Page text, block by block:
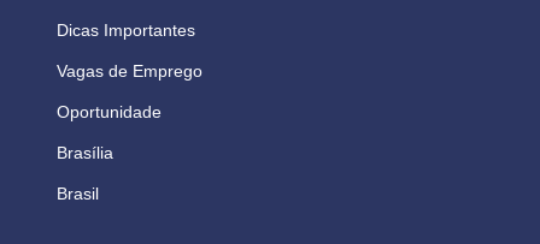
Dicas Importantes
Vagas de Emprego
Oportunidade
Brasília
Brasil